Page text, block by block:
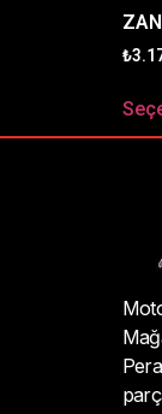
₺